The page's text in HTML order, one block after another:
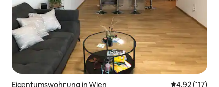
Eigentumswohnung in Wien
4,92 (117)